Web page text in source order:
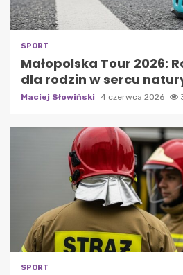
SPORT
Małopolska Tour 2026:
dla rodzin w sercu
Maciej Słowiński 4 czerwca 2026
SPORT